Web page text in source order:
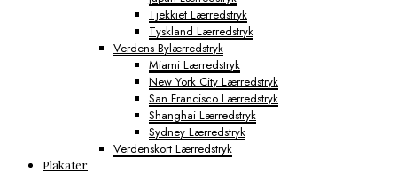
Tjekkiet Lærredstryk
Tyskland Lærredstryk
Verdens Bylærredstryk
Miami Lærredstryk
New York City Lærredstryk
San Francisco Lærredstryk
Shanghai Lærredstryk
Sydney Lærredstryk
Verdenskort Lærredstryk
Plakater